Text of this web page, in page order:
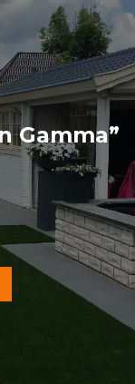
Gamma”